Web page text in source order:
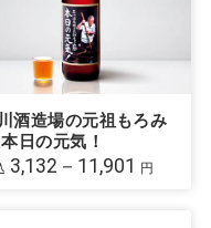
酒造場の元祖もろみ
日の元気！
3,132－11,901 円